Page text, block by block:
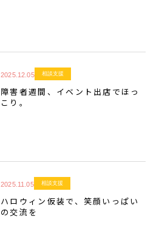
2025.12.05 相談支援
障害者週間、イベント出店でほっ
こり。
2025.11.05 相談支援
ハロウィン仮装で、笑顔いっぱい
の交流を